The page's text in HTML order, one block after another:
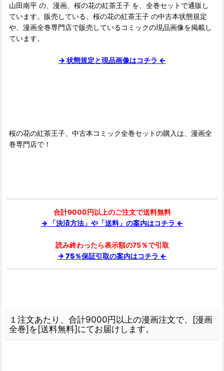
山田南平 の、漫画、桜の花の紅茶王子 を、全巻セットで通販し
ています。販売している、桜の花の紅茶王子 の中古本状態規定
や、漫画全巻専門店で販売しているコミックの現品画像を掲載し
ています。
→ 状態規定と現品画像はコチラ ←
桜の花の紅茶王子、中古本コミック全巻セットの購入は、漫画全
巻専門店で！
合計9000円以上のご注文で送料無料
→ 「決済方法」や「送料」の案内はコチラ ←
読み終わったら表示額の75％で引取
→ 75％保証引取の案内はコチラ ←
１注文あたり、合計9000円以上の漫画注文で、[漫画
全巻]を[送料無料]にてお届けします。